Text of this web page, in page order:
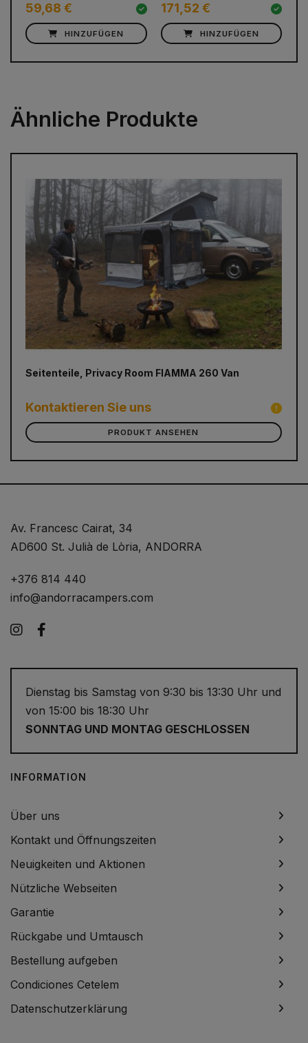
59,68 €
HINZUFÜGEN
171,52 €
HINZUFÜGEN
Ähnliche Produkte
Seitenteile, Privacy Room FIAMMA 260 Van
Kontaktieren Sie uns
PRODUKT ANSEHEN
next
Av. Francesc Cairat, 34
AD600 St. Julià de Lòria, ANDORRA
+376 814 440
info@andorracampers.com
Instagram
Dienstag bis Samstag von 9:30 bis 13:30 Uhr und
von 15:00 bis 18:30 Uhr
SONNTAG UND MONTAG GESCHLOSSEN
INFORMATION
Über uns
Kontakt und Öffnungszeiten
Neuigkeiten und Aktionen
Nützliche Webseiten
Garantie
Rückgabe und Umtausch
Bestellung aufgeben
Condiciones Cetelem
Datenschutzerklärung